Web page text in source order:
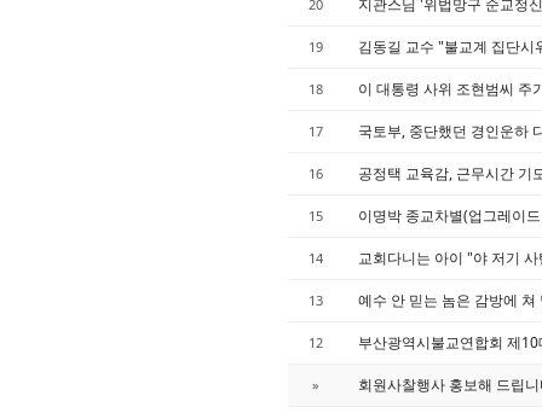
20 지관스님 '위법망구 순교정
19 김동길 교수 "불교계 집단시
18 이 대통령 사위 조현범씨 주
17 국토부, 중단했던 경인운하
16 공정택 교육감, 근무시간 기
15 이명박 종교차별(업그레이
14 교회다니는 아이 "야 저기
13 예수 안 믿는 놈은 감방에
12 부산광역시불교연합회 제
» 회원사찰행사 홍보해 드립